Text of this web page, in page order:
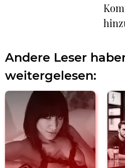
Andere Leser
weitergelesen: